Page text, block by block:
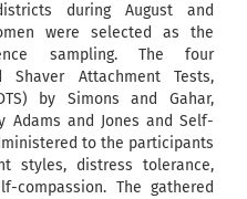
during August and
were selected as the
sampling. The four
Attachment Tests,
by Simons and Gahar,
Adams and Jones and Self-
to the participants
styles, distress tolerance,
compassion. The gathered